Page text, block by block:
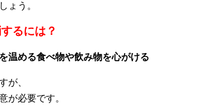
ょう。
るには？
温める食べ物や飲み物を心がける
が、
が必要です。